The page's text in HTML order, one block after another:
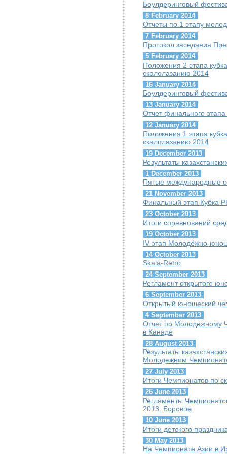
Боулдеринговый
8 February 2014
Отчеты по 1 этапу
7 February 2014
Протокол заседания
5 February 2014
Положения 2 этапа
скалолазанию 2014
16 January 2014
Боулдеринговый
13 January 2014
Отчет финального
12 January 2014
Положения 1 этапа
скалолазанию 2014
19 December 2013
Результаты
1 December 2013
Пятые международные
21 November 2013
Финальный этап Кубка
23 October 2013
Итоги соревнований
19 October 2013
IV этап Молодёжно-
14 October 2013
Skala-Retro
24 September 2013
Регламент открытого
6 September 2013
Открытый юношеский
4 September 2013
Отчет по Молодежному
в Канаде
28 August 2013
Результаты
Молодежном
27 July 2013
Итоги Чемпионатов по
26 June 2013
Регламенты
2013. Боровое
10 June 2013
Итоги детского
30 May 2013
На Чемпионате Азии в